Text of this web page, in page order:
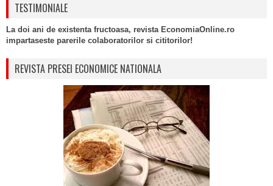
TESTIMONIALE
La doi ani de existenta fructoasa, revista EconomiaOnline.ro
impartaseste parerile colaboratorilor si cititorilor!
REVISTA PRESEI ECONOMICE NATIONALA